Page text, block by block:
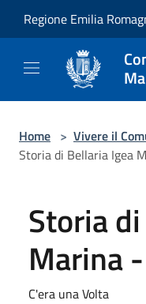
Regione Emilia
Home > Vivere il
Storia di Bellaria Igea
Storia
Marina
C'era una Volta